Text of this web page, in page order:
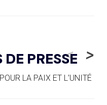
LA LUGE ALPINE
FINI »
BRISBANE SUR LA
PRESSE
<
LA PAIX ET L’UNITÉ
>